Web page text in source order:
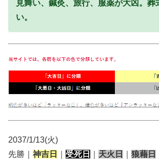
見舞い、鍼灸、旅行、服薬が大凶。葬
い。
2037/1/13(火)
先勝｜ 神吉日 受死日 天火日 狼藉日